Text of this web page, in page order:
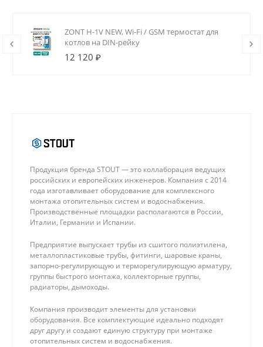
ZONT H-1V NEW, Wi-Fi / GSM термостат для
котлов на DIN-рейку
12 120 ₽
Продукция бренда STOUT — это коллаборация ведущих
российских и европейских инженеров. Компания с 2014
года изготавливает оборудование для комплексного
монтажа отопительных систем и водоснабжения.
Производственные площадки располагаются в России,
Италии, Германии и Испании.
Предприятие выпускает трубы из сшитого полиэтилена,
металлопластиковые трубы, фитинги, шаровые краны,
запорно-регулирующую и терморегулирующую арматуру,
группы быстрого монтажа, коллекторные группы,
радиаторы, дымоходы.
Компания производит элементы для установки
оборудования. Все комплектующие идеально подходят
друг другу и создают единую структуру при монтаже
отопительных систем и водоснабжения.